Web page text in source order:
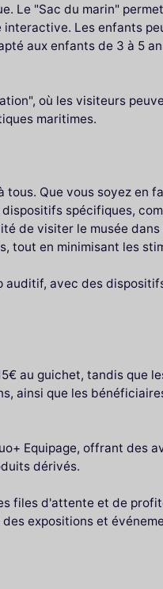
Le "Sac du marin"
Les enfants
aux enfants de 3 à 5
où les visiteurs
maritimes.
Que vous soyez en
spécifiques,
de visiter le musée dans
tout en minimisant les
avec des
au guichet, tandis que
ainsi que les
Equipage, offrant des
dérivés.
files d'attente et de
expositions et